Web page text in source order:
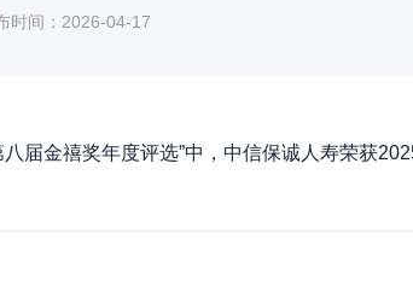
时间：2026-04-17
届金禧奖年度评选”中，中信保诚人寿荣获